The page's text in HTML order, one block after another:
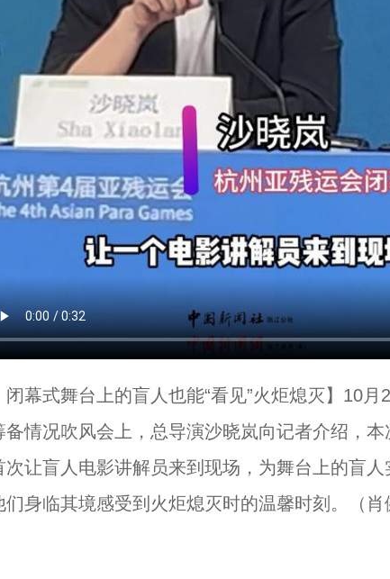
闭幕式舞台上的盲人也能“看见”火炬熄灭】10
备情况吹风会上，总导演沙晓岚向记者介绍，
次让盲人电影讲解员来到现场，为舞台上的盲
身临其境感受到火炬熄灭时的温馨时刻。（肖